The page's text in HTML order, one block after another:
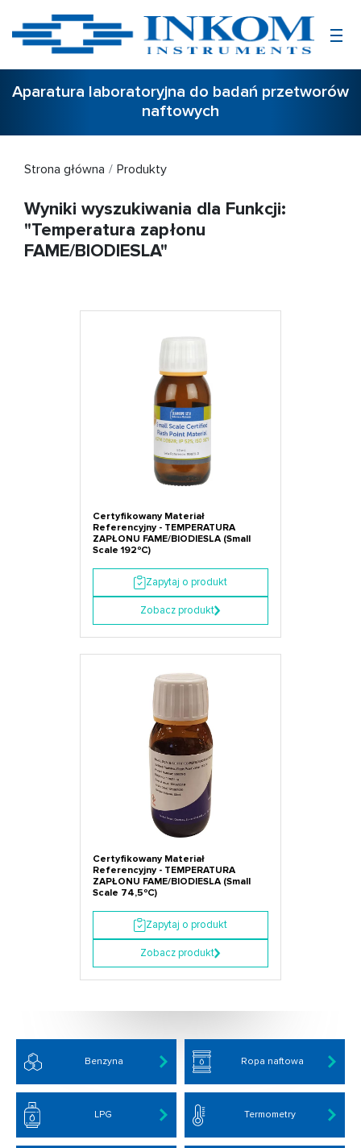
Aparatura laboratoryjna do badań przetworów
naftowych
Strona główna Produkty
Wyniki wyszukiwania dla Funkcji:
"Temperatura zapłonu
FAME/BIODIESLA"
Certyfikowany Materiał
Referencyjny - TEMPERATURA
ZAPŁONU FAME/BIODIESLA (Small
Scale 192ºC)
Zapytaj o produkt
Zobacz produkt
Certyfikowany Materiał
Referencyjny - TEMPERATURA
ZAPŁONU FAME/BIODIESLA (Small
Scale 74,5ºC)
Zapytaj o produkt
Zobacz produkt
Benzyna Ropa naftowa
LPG Termometry